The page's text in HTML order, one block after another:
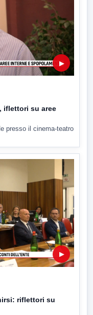
▶
iflettori su aree
presso il cinema-teatro
▶
riflettori su